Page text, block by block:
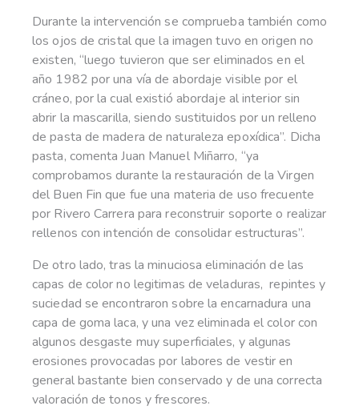
Durante la intervención se comprueba también como
los ojos de cristal que la imagen tuvo en origen no
existen, “luego tuvieron que ser eliminados en el
año 1982 por una vía de abordaje visible por el
cráneo, por la cual existió abordaje al interior sin
abrir la mascarilla, siendo sustituidos por un relleno
de pasta de madera de naturaleza epoxídica”. Dicha
pasta, comenta Juan Manuel Miñarro, “ya
comprobamos durante la restauración de la Virgen
del Buen Fin que fue una materia de uso frecuente
por Rivero Carrera para reconstruir soporte o realizar
rellenos con intención de consolidar estructuras”.
De otro lado, tras la minuciosa eliminación de las
capas de color no legitimas de veladuras, repintes y
suciedad se encontraron sobre la encarnadura una
capa de goma laca, y una vez eliminada el color con
algunos desgaste muy superficiales, y algunas
erosiones provocadas por labores de vestir en
general bastante bien conservado y de una correcta
valoración de tonos y frescores.